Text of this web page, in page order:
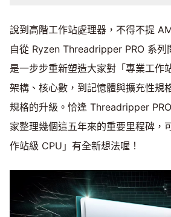
說到高階工作站處理器，不得不提
自從 Ryzen Threadripper PRO 系列
是一步步重新塑造大家對「專業工作
架構、核心數，到記憶體與擴充性規
規格的升級。恰逢 Threadripper
家整理幾個這五年來的重要里程碑，
作站級 CPU」有全新想法喔！